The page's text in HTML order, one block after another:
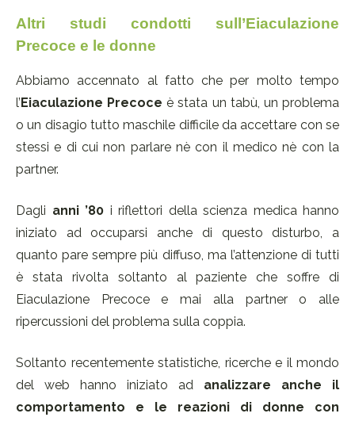
Altri studi condotti sull’Eiaculazione
Precoce e le donne
Abbiamo accennato al fatto che per molto tempo
l’ Eiaculazione Precoce è stata un tabù, un problema
o un disagio tutto maschile difficile da accettare con se
stessi e di cui non parlare nè con il medico nè con la
partner.
Dagli anni ’80 i riflettori della scienza medica hanno
iniziato ad occuparsi anche di questo disturbo, a
quanto pare sempre più diffuso, ma l’attenzione di tutti
è stata rivolta soltanto al paziente che soffre di
Eiaculazione Precoce e mai alla partner o alle
ripercussioni del problema sulla coppia.
Soltanto recentemente statistiche, ricerche e il mondo
del web hanno iniziato ad analizzare anche il
comportamento e le reazioni di donne con